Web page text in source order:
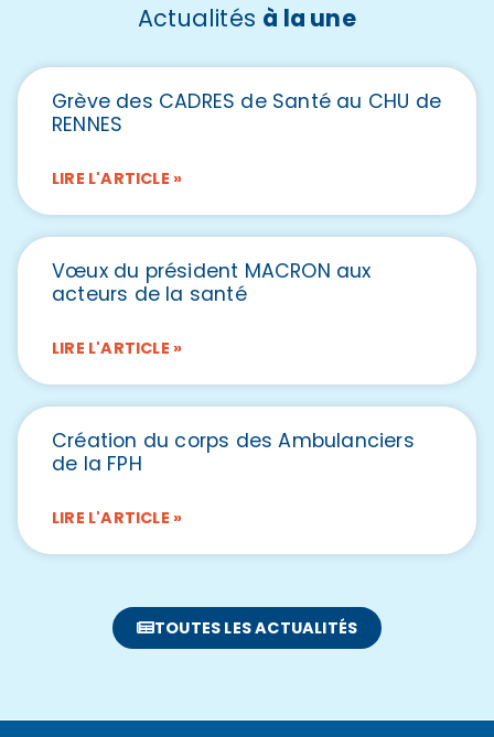
Actualités à la une
Grève des CADRES de Santé au CHU de
RENNES
LIRE L'ARTICLE »
Vœux du président MACRON aux
acteurs de la santé
LIRE L'ARTICLE »
Création du corps des Ambulanciers
de la FPH
LIRE L'ARTICLE »
TOUTES LES ACTUALITÉS